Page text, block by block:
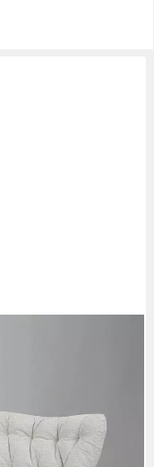
Hocker im Set,